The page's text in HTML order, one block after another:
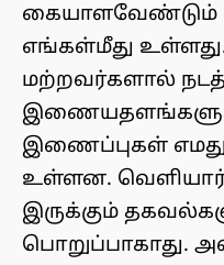
கையாளவேண்டும்
எங்கள்மீது
மற்றவர்களால்
இணைப்புகள்
உள்ளன.
இருக்கும்
பொறுப்பாகாது.